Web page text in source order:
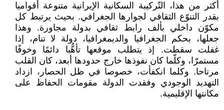
أكثر من هذا، التّركيبة السكانية الإيرانية متنوعة أقواميا
بقدر التنوّع الثقافي لجوارها الجغرافي. بحيث يرتبط كل
مكوّن داخلي بألف رابط ثقافي بدولة مجاورة. وهذا
جعلها، بحكم الجغرافيا والديمغرافيا، دولة لا تنام، إذا
غفلت سقطت. إذ يتطلب موقعها تأهُّبا دائمًا وخوفًا
مستمرّا، وكلّما كان نفوذها خارج حدودها أبعد، كان القلب
مرتاحا. وكلما انكفأت، خصوصا في ظل الحصار، ازداد
التهديد الوجودي وفقدت الدولة مقومات الحفاظ على
مكانتها الإقليمية.